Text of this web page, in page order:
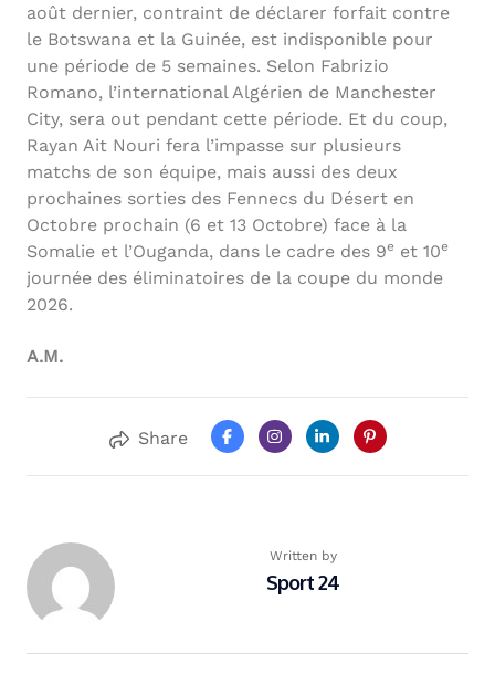
août dernier, contraint de déclarer forfait contre
le Botswana et la Guinée, est indisponible pour
une période de 5 semaines. Selon Fabrizio
Romano, l’international Algérien de Manchester
City, sera out pendant cette période. Et du coup,
Rayan Ait Nouri fera l’impasse sur plusieurs
matchs de son équipe, mais aussi des deux
prochaines sorties des Fennecs du Désert en
Octobre prochain (6 et 13 Octobre) face à la
Somalie et l’Ouganda, dans le cadre des 9e et 10e
journée des éliminatoires de la coupe du monde
2026.
A.M.
Share
Written by
Sport 24